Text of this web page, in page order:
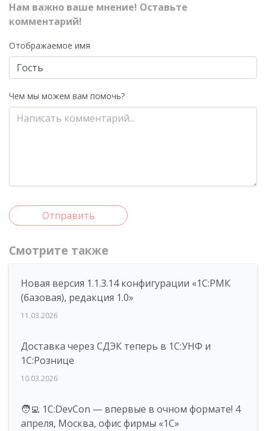
Нам важно ваше мнение! Оставьте
комментарий!
Отображаемое имя
Чем мы можем вам помочь?
Отправить
Смотрите также
Новая версия 1.1.3.14 конфигурации «1С:РМК
(базовая), редакция 1.0»
11.03.2026
Доставка через СДЭК теперь в 1С:УНФ и
1С:Рознице
10.03.2026
🧑‍💻 1C:DevCon — впервые в очном формате! 4
апреля, Москва, офис фирмы «1С»